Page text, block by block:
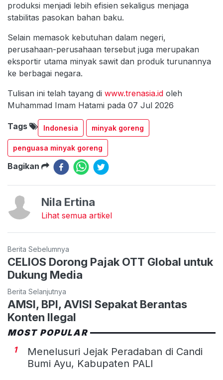
produksi menjadi lebih efisien sekaligus menjaga
stabilitas pasokan bahan baku.
Selain memasok kebutuhan dalam negeri,
perusahaan-perusahaan tersebut juga merupakan
eksportir utama minyak sawit dan produk turunannya
ke berbagai negara.
Tulisan ini telah tayang di www.trenasia.id oleh
Muhammad Imam Hatami pada 07 Jul 2026
Tags Indonesia minyak goreng
penguasa minyak goreng
Bagikan
Nila Ertina
Lihat semua artikel
Berita Sebelumnya
CELIOS Dorong Pajak OTT Global untuk
Dukung Media
Berita Selanjutnya
AMSI, BPI, AVISI Sepakat Berantas
Konten Ilegal
MOST POPULAR
1
Menelusuri Jejak Peradaban di Candi
Bumi Ayu, Kabupaten PALI